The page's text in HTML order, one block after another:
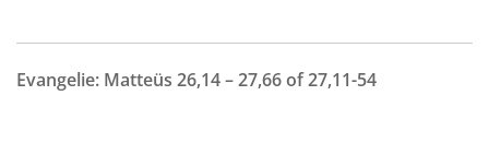
Evangelie: Matteüs 26,14 – 27,66 of 27,11-54